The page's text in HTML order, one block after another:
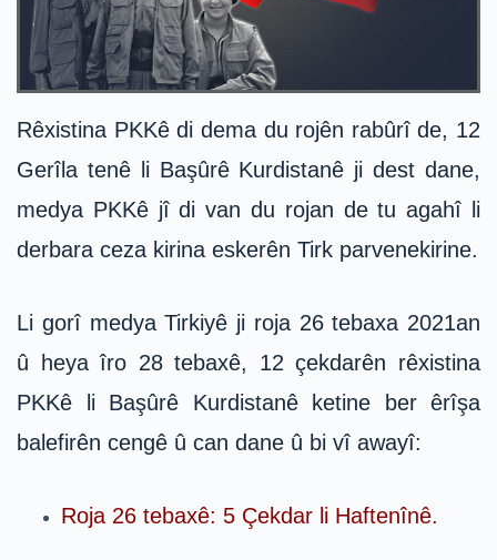
Rêxistina PKKê di dema du rojên rabûrî de, 12
Gerîla tenê li Başûrê Kurdistanê ji dest dane,
medya PKKê jî di van du rojan de tu agahî li
derbara ceza kirina eskerên Tirk parvenekirine.
Li gorî medya Tirkiyê ji roja 26 tebaxa 2021an
û heya îro 28 tebaxê, 12 çekdarên rêxistina
PKKê li Başûrê Kurdistanê ketine ber êrîşa
balefirên cengê û can dane û bi vî awayî:
Roja 26 tebaxê: 5 Çekdar li Haftenînê.